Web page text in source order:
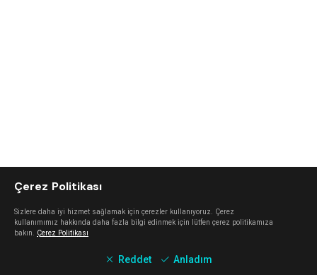
Çerez Politikası
Sizlere daha iyi hizmet sağlamak için çerezler kullanıyoruz. Çerez
kullanımımız hakkında daha fazla bilgi edinmek için lütfen çerez politikamıza
bakın. Çerez Politikası
Reddet Anladım